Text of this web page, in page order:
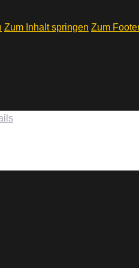
Zum Inhalt springen Zum